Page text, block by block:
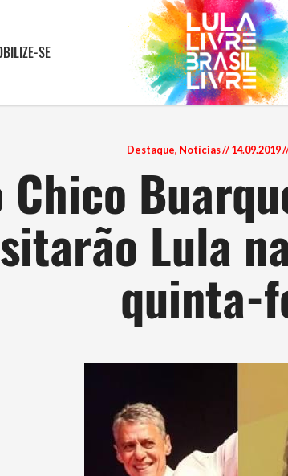
SE
Destaque, Notícias// 14.09.2019
Chico
Lula
quinta-